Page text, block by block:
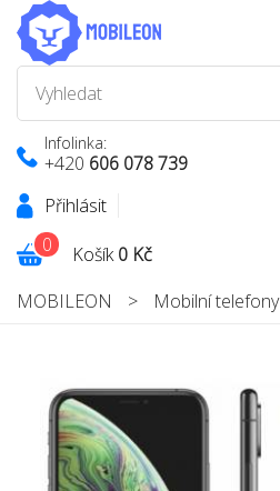
Infolinka:
+420 606 078 739
Přihlásit
Košík0 Kč
0
MOBILEON > Mobilní telefony